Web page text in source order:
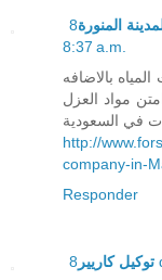
المنورة8 de febrero de 2017 a las
8:37 a.m.
بالاضافه
مواد العزل
في السعودية
http://
company-in-
Responder
توكيل كاريير